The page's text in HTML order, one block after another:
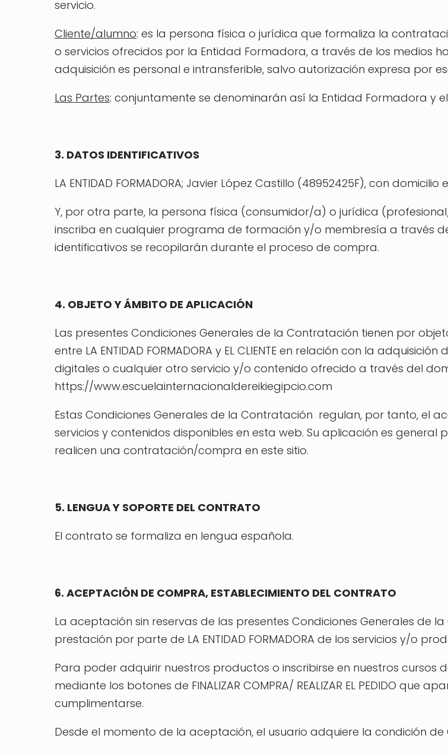
servicio.
Cliente/alumno: es la persona física o jurídica que formaliza la
o servicios ofrecidos por la Entidad Formadora, a través de los medios
adquisición es personal e intransferible, salvo autorización expresa por
Las Partes: conjuntamente se denominarán así la Entidad Formadora y
3. DATOS IDENTIFICATIVOS
LA ENTIDAD FORMADORA; Javier López Castillo (48952425F), con
Y, por otra parte, la persona física (consumidor/a) o jurídica
inscriba en cualquier programa de formación y/o membresía a través de
identificativos se recopilarán durante el proceso de compra.
4. OBJETO Y ÁMBITO DE APLICACIÓN
Las presentes Condiciones Generales de la Contratación tienen por
entre LA ENTIDAD FORMADORA y EL CLIENTE en relación con la
digitales o cualquier otro servicio y/o contenido ofrecido a través del
https://www.escuelainternacionaldereikiegipcio.com
Estas Condiciones Generales de la Contratación regulan, por tanto, el
servicios y contenidos disponibles en esta web. Su aplicación es
realicen una contratación/compra en este sitio.
5. LENGUA Y SOPORTE DEL CONTRATO
El contrato se formaliza en lengua española.
6. ACEPTACIÓN DE COMPRA, ESTABLECIMIENTO DEL CONTRATO
La aceptación sin reservas de las presentes Condiciones Generales de
prestación por parte de LA ENTIDAD FORMADORA de los servicios y/o
Para poder adquirir nuestros productos o inscribirse en nuestros cursos
mediante los botones de FINALIZAR COMPRA/ REALIZAR EL PEDIDO
cumplimentarse.
Desde el momento de la aceptación, el usuario adquiere la condición de